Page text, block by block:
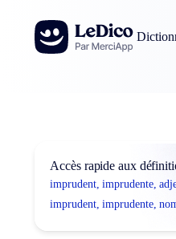
Aller au contenu
Accès rapide aux
imprudent, imprudente,
imprudent, imprudente,